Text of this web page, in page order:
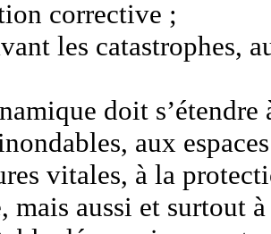
corrective ;
les catastrophes,
doit
aux
vitales, à la
mais aussi et surtout